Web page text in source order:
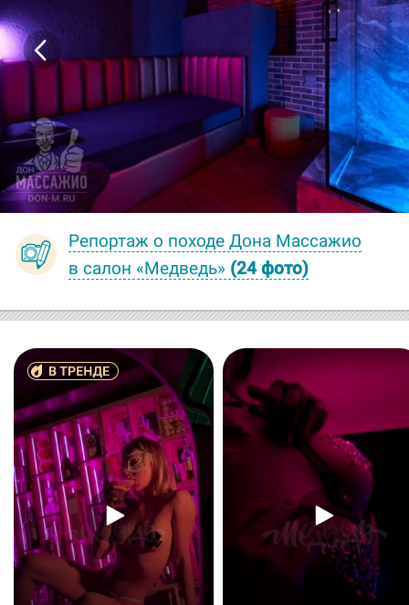
Репортаж о походе Дона Массажио
в салон «Медведь» (24 фото)